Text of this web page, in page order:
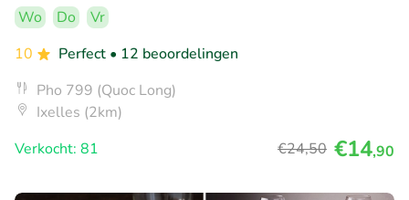
Wo Do
Vr
10
Perfect • 12 beoordelingen
Pho 799 (Quoc Long)
Ixelles (2km)
Verkocht: 81
€24,50 €14,90